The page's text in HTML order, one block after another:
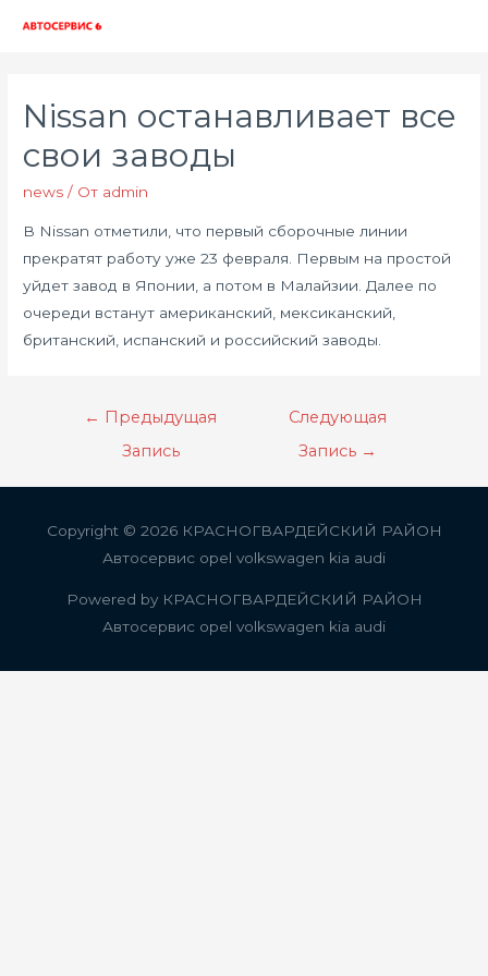
Nissan останавливает все
свои заводы
news / От admin
В Nissan отметили, что первый сборочные линии
прекратят работу уже 23 февраля. Первым на простой
уйдет завод в Японии, а потом в Малайзии. Далее по
очереди встанут американский, мексиканский,
британский, испанский и российский заводы.
Навигация
записям
← Предыдущая
Запись
Следующая
Запись →
Copyright © 2026 КРАСНОГВАРДЕЙСКИЙ РАЙОН
Автосервис opel volkswagen kia audi
Powered by КРАСНОГВАРДЕЙСКИЙ РАЙОН
Автосервис opel volkswagen kia audi